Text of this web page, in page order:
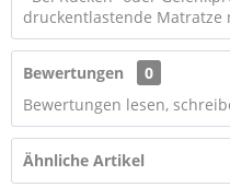
druckentlastende
Bewertungen
0
Bewertungen lesen,
Ähnliche Artikel